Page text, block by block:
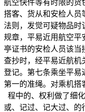
航空快件等有时限的货
搭客、货从和安检人员
法则，发觉可疑物品时
规章，平易近用航空平
亭证书的安检人员该
查抄时，经平易近航机
登记。第七条乘坐平易
第一的准绳。对乘机搭
程中的、权利做了细
或、记过、记大过、